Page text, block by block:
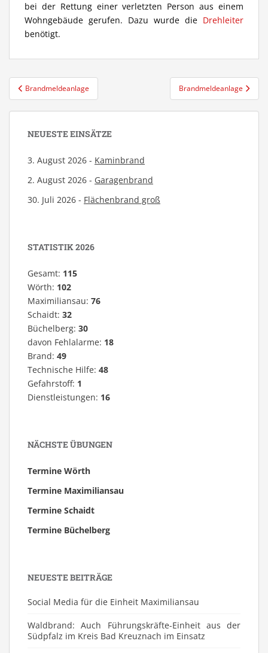
bei der Rettung einer verletzten Person aus einem
Wohngebäude gerufen. Dazu wurde die Drehleiter
benötigt.
Beitragsnavigation
Brandmeldeanlage Brandmeldeanlage
NEUESTE EINSÄTZE
3. August 2026 - Kaminbrand
2. August 2026 - Garagenbrand
30. Juli 2026 - Flächenbrand groß
STATISTIK 2026
Gesamt: 115
Wörth: 102
Maximiliansau: 76
Schaidt: 32
Büchelberg: 30
davon Fehlalarme: 18
Brand: 49
Technische Hilfe: 48
Gefahrstoff: 1
Dienstleistungen: 16
NÄCHSTE ÜBUNGEN
Termine Wörth
Termine Maximiliansau
Termine Schaidt
Termine Büchelberg
NEUESTE BEITRÄGE
Social Media für die Einheit Maximiliansau
Waldbrand: Auch Führungskräfte-Einheit aus der
Südpfalz im Kreis Bad Kreuznach im Einsatz